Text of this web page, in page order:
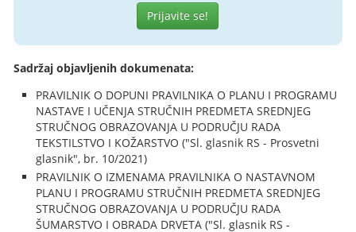
Prijavite se!
Sadržaj objavljenih dokumenata:
PRAVILNIK O DOPUNI PRAVILNIKA O PLANU I PROGRAMU
NASTAVE I UČENJA STRUČNIH PREDMETA SREDNJEG
STRUČNOG OBRAZOVANJA U PODRUČJU RADA
TEKSTILSTVO I KOŽARSTVO ("Sl. glasnik RS - Prosvetni
glasnik", br. 10/2021)
PRAVILNIK O IZMENAMA PRAVILNIKA O NASTAVNOM
PLANU I PROGRAMU STRUČNIH PREDMETA SREDNJEG
STRUČNOG OBRAZOVANJA U PODRUČJU RADA
ŠUMARSTVO I OBRADA DRVETA ("Sl. glasnik RS -